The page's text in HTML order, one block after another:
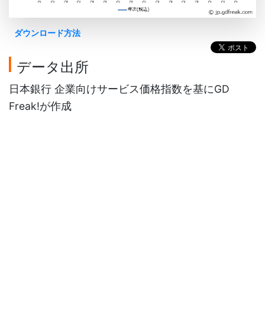
ダウンロード方法
データ出所
日本銀行 企業向けサービス価格指数を基にGD
Freak!が作成